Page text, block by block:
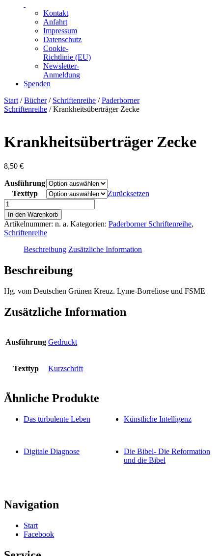
Kontakt
Anfahrt
Impressum
Datenschutz
Cookie-
Richtlinie (EU)
Newsletter-
Anmeldung
Spenden
Skip
to
Start /Bücher/ Schriftenreihe /Paderborner
Schriftenreihe / Krankheitsüberträger Zecke
Krankheitsüberträger Zecke
8,50 €
Ausführung
Texttyp
Zurücksetzen
Krankheitsüberträger
Zecke
Menge
In den Warenkorb
Artikelnummer: n. a. Kategorien: Paderborner Schriftenreihe,
Schriftenreihe
Beschreibung Zusätzliche Information
Beschreibung
Hg. vom Deutschen Grünen Kreuz. Lyme-Borreliose und FSME
Zusätzliche Information
Ausführung Gedruckt
Texttyp Kurzschrift
Ähnliche Produkte
Das turbulente Leben Künstliche Intelligenz
Digitale Diagnose
Die Bibel- Die Reformation
und die Bibel
Navigation
Start
Facebook